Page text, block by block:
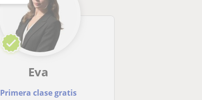
Eva
Primera clase gratis